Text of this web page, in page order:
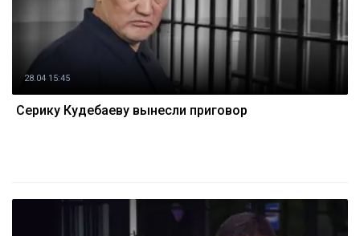
28.04 15:45
Серику Кудебаеву вынесли приговор